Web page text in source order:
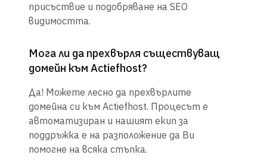
присъствие и подобряване на SEO
видимостта.
Мога ли да прехвърля съществуващ
домейн към Actiefhost?
Да! Можете лесно да прехвърлите
домейна си към Actiefhost. Процесът е
автоматизиран и нашият екип за
поддръжка е на разположение да Ви
помогне на всяка стъпка.